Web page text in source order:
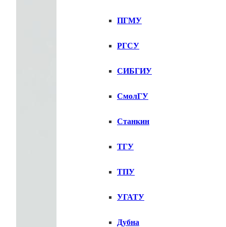
ПГМУ
РГСУ
СИБГИУ
СмолГУ
Станкин
ТГУ
ТПУ
УГАТУ
Дубна